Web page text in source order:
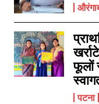
फूलों
पटना